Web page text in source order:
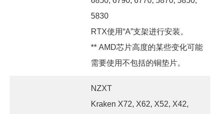
5830
RTX使用“A”支架进行安装。
** AMD芯片高度的某些变化可能
需要使用不包括的铜垫片。
NZXT
Kraken X72, X62, X52, X42,